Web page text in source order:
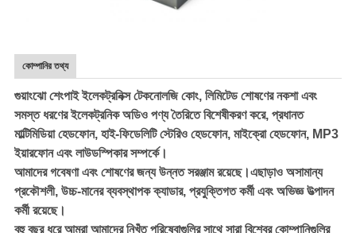
কোম্পানির তথ্য
গুয়াংঝো শেংপাই ইলেকট্রনিক্স টেকনোলজি কোং, লিমিটেড শোষণের নকশা এবং
সমস্ত ধরণের ইলেকট্রনিক অডিও পণ্য তৈরিতে বিশেষীকরণ করে, প্রধানত
মাল্টিমিডিয়া হেডফোন, হাই-ফিডেলিটি স্টেরিও হেডফোন, মাইক্রো হেডফোন, MP3
ইয়ারফোন এবং লাউডস্পিকার সম্পর্কে।
আমাদের গবেষণা এবং শোষণের জন্য উন্নত সরঞ্জাম রয়েছে।এছাড়াও অসামান্য
প্রকৌশলী, উচ্চ-মানের ব্যবস্থাপক ক্যাডার, প্রযুক্তিগত কর্মী এবং অভিজ্ঞ উত্পাদন
কর্মী রয়েছে।
বহু বছর ধরে আমরা আমাদের নিখুঁত পরিষেবাগুলির সাথে সারা বিশ্বের কোম্পানিগুলির